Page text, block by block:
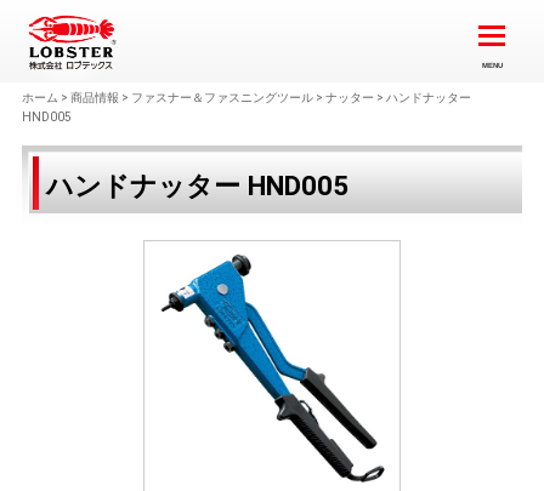
ホーム > 商品情報 > ファスナー＆ファスニングツール> ナッター > ハンドナッター
HND005
ハンドナッター HND005